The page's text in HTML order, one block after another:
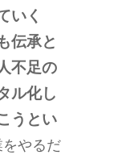
いく
伝承と
不足の
ル化し
うとい
やるだ